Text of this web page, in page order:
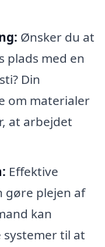
Ønsker du at
plads med en
Din
om materialer
at arbejdet
Effektive
gøre plejen af
kan
til at